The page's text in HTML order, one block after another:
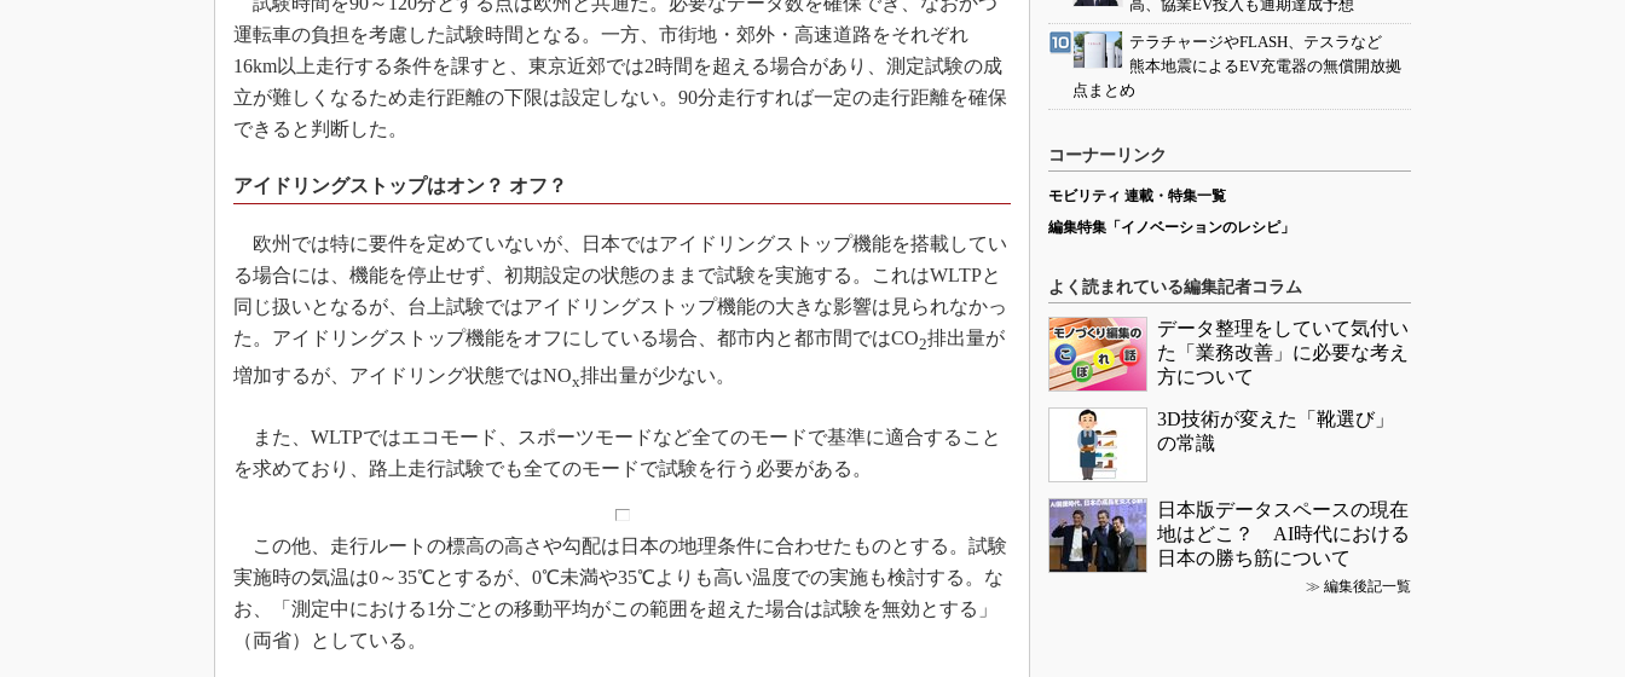
運転車の負担を考慮した試験時間となる。一方、市街地・郊外・高速道路をそれぞれ
16km以上走行する条件を課すと、東京近郊では2時間を超える場合があり、測定試験の成
立が難しくなるため走行距離の下限は設定しない。90分走行すれば一定の走行距離を確保
できると判断した。
アイドリングストップはオン？ オフ？
欧州では特に要件を定めていないが、日本ではアイドリングストップ機能を搭載してい
る場合には、機能を停止せず、初期設定の状態のままで試験を実施する。これはWLTPと
同じ扱いとなるが、台上試験ではアイドリングストップ機能の大きな影響は見られなかっ
た。アイドリングストップ機能をオフにしている場合、都市内と都市間ではCO2排出量が
増加するが、アイドリング状態ではNOx排出量が少ない。
また、WLTPではエコモード、スポーツモードなど全てのモードで基準に適合すること
を求めており、路上走行試験でも全てのモードで試験を行う必要がある。
この他、走行ルートの標高の高さや勾配は日本の地理条件に合わせたものとする。試験
実施時の気温は0～35℃とするが、0℃未満や35℃よりも高い温度での実施も検討する。な
お、「測定中における1分ごとの移動平均がこの範囲を超えた場合は試験を無効とする」
（両省）としている。
高、協業EV投入も通期達成予想
テラチャージやFLASH、テスラなど
熊本地震によるEV充電器の無償開放拠
点まとめ
コーナーリンク
モビリティ 連載・特集一覧
編集特集「イノベーションのレシピ」
よく読まれている編集記者コラム
データ整理をしていて気付い
た「業務改善」に必要な考え
方について
3D技術が変えた「靴選び」
の常識
日本版データスペースの現在
地はどこ？ AI時代における
日本の勝ち筋について
≫ 編集後記一覧